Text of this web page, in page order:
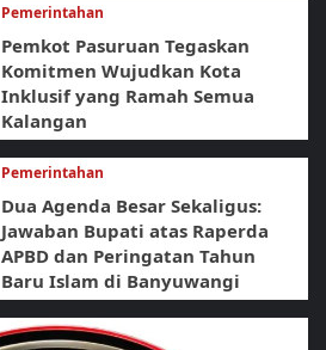
Pemerintahan
Pemkot Pasuruan Tegaskan
Komitmen Wujudkan Kota
Inklusif yang Ramah Semua
Kalangan
Pemerintahan
Dua Agenda Besar Sekaligus:
Jawaban Bupati atas Raperda
APBD dan Peringatan Tahun
Baru Islam di Banyuwangi